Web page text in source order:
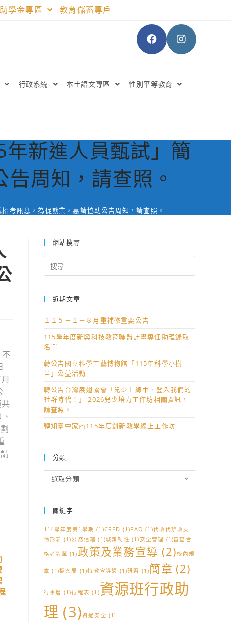
學金專區 教育儲蓄專戶
行政系統 本土語文專區 性別平等教育
新進人員甄試」簡
周知，請查照。
考訊息，為促就業，惠請協助公告周知，請查照。
網站搜尋
for:
近期文章
１１５－１－８月重補修重要公告
115學年度新興科技教育聯盟計畫專任助理錄取
名單
轉公告國立科學工藝博物館「115年科學小樹
苗」公益活動
轉公告台灣展翅協會「兒少上線中，登入我們的
社群時代！」 2026兒少培力工作坊相關資訊，
請查照。
轉知臺中家商115年度創新教學線上工作坊
分類
類
選取分類
關鍵字
114學年度第1學期 (1)CRPD (1)FAQ (1)代收代辦收支
情形表 (1)公務信箱 (1)城鎮韌性 (1)安全管理 (1)審查合
格者名單 (1)政策及業務宣導 (2)校內規
章 (1)檔案局 (1)特教宣導週 (1)研習 (1)簡章 (2)
行事曆 (1)行程表 (1)資源班行政助
理 (3)資通安全 (1)